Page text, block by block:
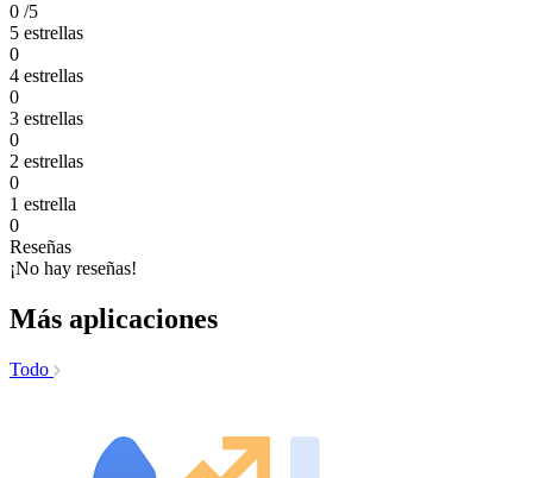
0 /5
5 estrellas
0
4 estrellas
0
3 estrellas
0
2 estrellas
0
1 estrella
0
Reseñas
¡No hay reseñas!
Más aplicaciones
Todo